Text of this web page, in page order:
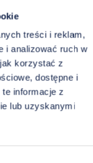
treści i reklam,
i analizować ruch w
korzystać z
dostępne i
te informacje z
lub uzyskanymi
dotyczącą
COVID-19 BEZ
ZDROWY
WOKÓŁ